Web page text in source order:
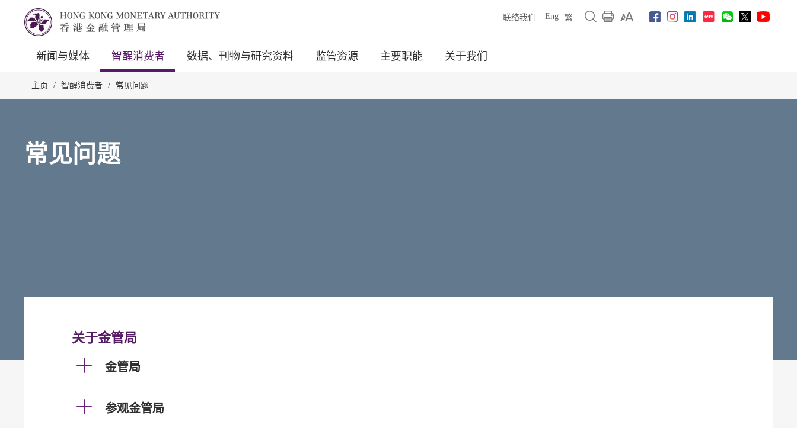
联络我们 Eng 繁
新闻与媒体 智醒消费者 数据、刊物与研究资料 监管资源 主要职能 关于我们
主页 / 智醒消费者 / 常见问题
常见问题
关于金管局
金管局
参观金管局